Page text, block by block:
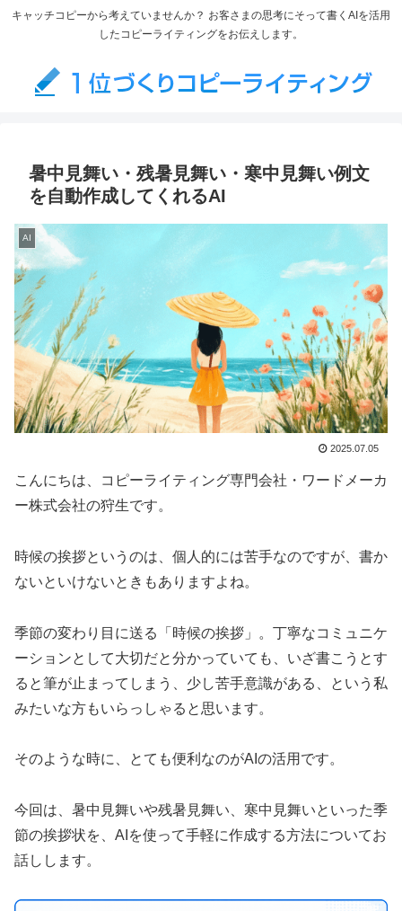
キャッチコピーから考えていませんか？ お客さまの思考にそって書くAIを活用
したコピーライティングをお伝えします。
暑中見舞い・残暑見舞い・寒中見舞い例文
を自動作成してくれるAI
AI
2025.07.05
こんにちは、コピーライティング専門会社・ワードメーカ
ー株式会社の狩生です。
時候の挨拶というのは、個人的には苦手なのですが、書か
ないといけないときもありますよね。
季節の変わり目に送る「時候の挨拶」。丁寧なコミュニケ
ーションとして大切だと分かっていても、いざ書こうとす
ると筆が止まってしまう、少し苦手意識がある、という私
みたいな方もいらっしゃると思います。
そのような時に、とても便利なのがAIの活用です。
今回は、暑中見舞いや残暑見舞い、寒中見舞いといった季
節の挨拶状を、AIを使って手軽に作成する方法についてお
話しします。